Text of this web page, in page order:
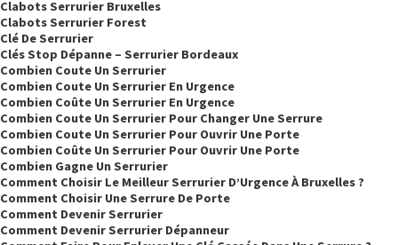
Clabots Serrurier Bruxelles
Clabots Serrurier Forest
Clé De Serrurier
Clés Stop Dépanne – Serrurier Bordeaux
Combien Coute Un Serrurier
Combien Coute Un Serrurier En Urgence
Combien Coûte Un Serrurier En Urgence
Combien Coute Un Serrurier Pour Changer Une Serrure
Combien Coute Un Serrurier Pour Ouvrir Une Porte
Combien Coûte Un Serrurier Pour Ouvrir Une Porte
Combien Gagne Un Serrurier
Comment Choisir Le Meilleur Serrurier D’Urgence À Bruxelles ?
Comment Choisir Une Serrure De Porte
Comment Devenir Serrurier
Comment Devenir Serrurier Dépanneur